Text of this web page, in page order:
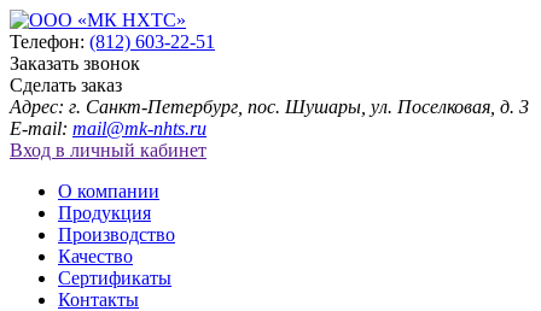
Телефон: (812) 603-22-51
Заказать звонок
Сделать заказ
Адрес: г. Санкт-Петербург, пос. Шушары, ул. Поселковая, д. 3
E-mail: mail@mk-nhts.ru
Вход в личный кабинет
О компании
Продукция
Производство
Качество
Сертификаты
Контакты